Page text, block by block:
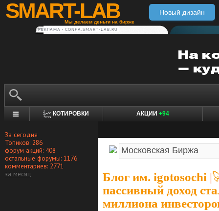
SMART-LAB
Мы делаем деньги на бирже
Новый дизайн
РЕКЛАМА • CONFA.SMART-LAB.RU
КОТИРОВКИ АКЦИИ +94
За сегодня
Топиков: 286
форум акций: 408
остальные форумы: 1176
комментариев: 2771
за месяц
Блог им. igotosochi |
пассивный доход
миллиона